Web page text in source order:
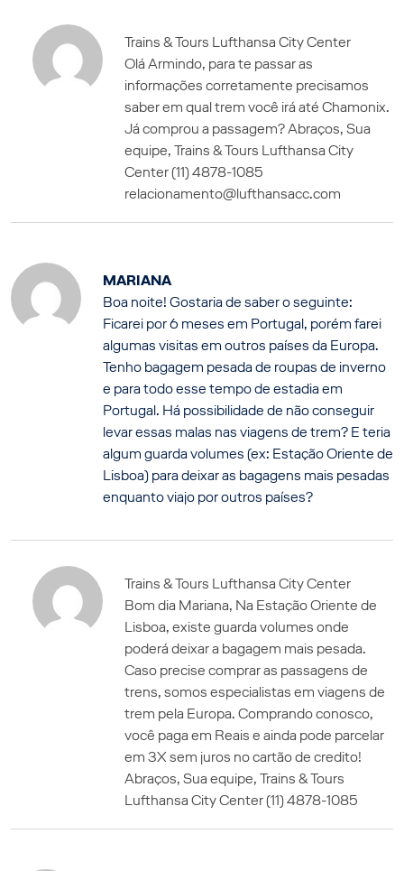
Trains & Tours Lufthansa City Center
Olá Armindo, para te passar as
informações corretamente precisamos
saber em qual trem você irá até Chamonix.
Já comprou a passagem? Abraços, Sua
equipe, Trains & Tours Lufthansa City
Center (11) 4878-1085
relacionamento@lufthansacc.com
MARIANA
Boa noite! Gostaria de saber o seguinte:
Ficarei por 6 meses em Portugal, porém farei
algumas visitas em outros países da Europa.
Tenho bagagem pesada de roupas de inverno
e para todo esse tempo de estadia em
Portugal. Há possibilidade de não conseguir
levar essas malas nas viagens de trem? E teria
algum guarda volumes (ex: Estação Oriente de
Lisboa) para deixar as bagagens mais pesadas
enquanto viajo por outros países?
Trains & Tours Lufthansa City Center
Bom dia Mariana, Na Estação Oriente de
Lisboa, existe guarda volumes onde
poderá deixar a bagagem mais pesada.
Caso precise comprar as passagens de
trens, somos especialistas em viagens de
trem pela Europa. Comprando conosco,
você paga em Reais e ainda pode parcelar
em 3X sem juros no cartão de credito!
Abraços, Sua equipe, Trains & Tours
Lufthansa City Center (11) 4878-1085